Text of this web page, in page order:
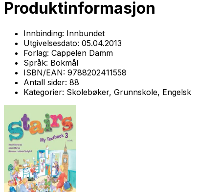
Produktinformasjon
Innbinding: Innbundet
Utgivelsesdato: 05.04.2013
Forlag: Cappelen Damm
Språk: Bokmål
ISBN/EAN: 9788202411558
Antall sider: 88
Kategorier: Skolebøker, Grunnskole, Engelsk